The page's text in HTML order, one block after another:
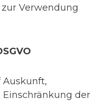
Verwendung
Auskunft,
der